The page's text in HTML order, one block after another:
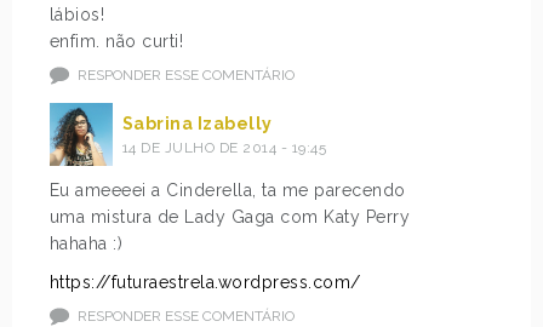
lábios!
enfim. não curti!
RESPONDER ESSE COMENTÁRIO
Sabrina Izabelly
14 DE JULHO DE 2014 - 19:45
Eu ameeeei a Cinderella, ta me parecendo
uma mistura de Lady Gaga com Katy Perry
hahaha :)
https://futuraestrela.wordpress.com/
RESPONDER ESSE COMENTÁRIO